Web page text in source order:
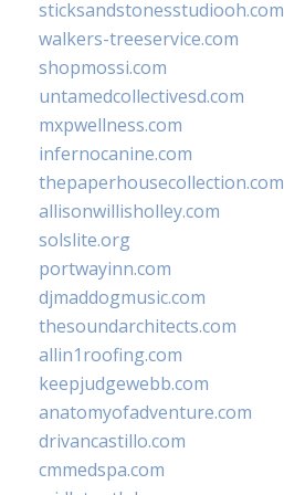
sticksandstonesstudiooh.com
walkers-treeservice.com
shopmossi.com
untamedcollectivesd.com
mxpwellness.com
infernocanine.com
thepaperhousecollection.com
allisonwillisholley.com
solslite.org
portwayinn.com
djmaddogmusic.com
thesoundarchitects.com
allin1roofing.com
keepjudgewebb.com
anatomyofadventure.com
drivancastillo.com
cmmedspa.com